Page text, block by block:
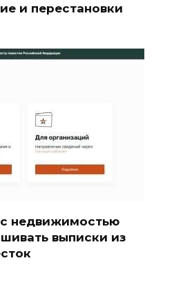
и перестановки
недвижимостью
выписки из